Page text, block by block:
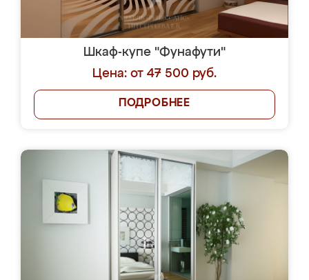
Шкаф-купе "Фунафути"
Цена: от 47 500 руб.
ПОДРОБНЕЕ